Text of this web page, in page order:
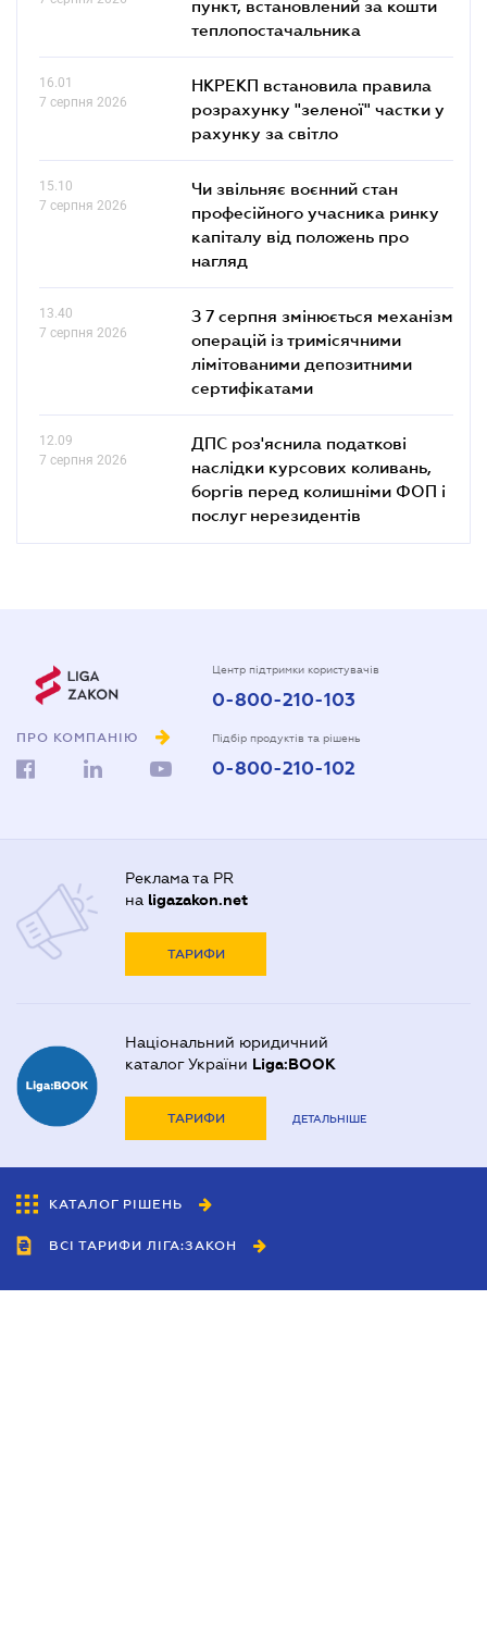
пункт, встановлений за кошти
теплопостачальника
16.01
7 серпня 2026
НКРЕКП встановила правила
розрахунку "зеленої" частки у
рахунку за світло
15.10
7 серпня 2026
Чи звільняє воєнний стан
професійного учасника ринку
капіталу від положень про
нагляд
13.40
7 серпня 2026
З 7 серпня змінюється механізм
операцій із тримісячними
лімітованими депозитними
сертифікатами
12.09
7 серпня 2026
ДПС роз'яснила податкові
наслідки курсових коливань,
боргів перед колишніми ФОП і
послуг нерезидентів
ПРО КОМПАНІЮ
Центр підтримки користувачів
0-800-210-103
Підбір продуктів та рішень
0-800-210-102
Реклама та PR
на ligazakon.net
ТАРИФИ
Національний юридичний
каталог України Liga:BOOK
ТАРИФИ ДЕТАЛЬНІШЕ
КАТАЛОГ РІШЕНЬ
ВСІ ТАРИФИ ЛІГА:ЗАКОН